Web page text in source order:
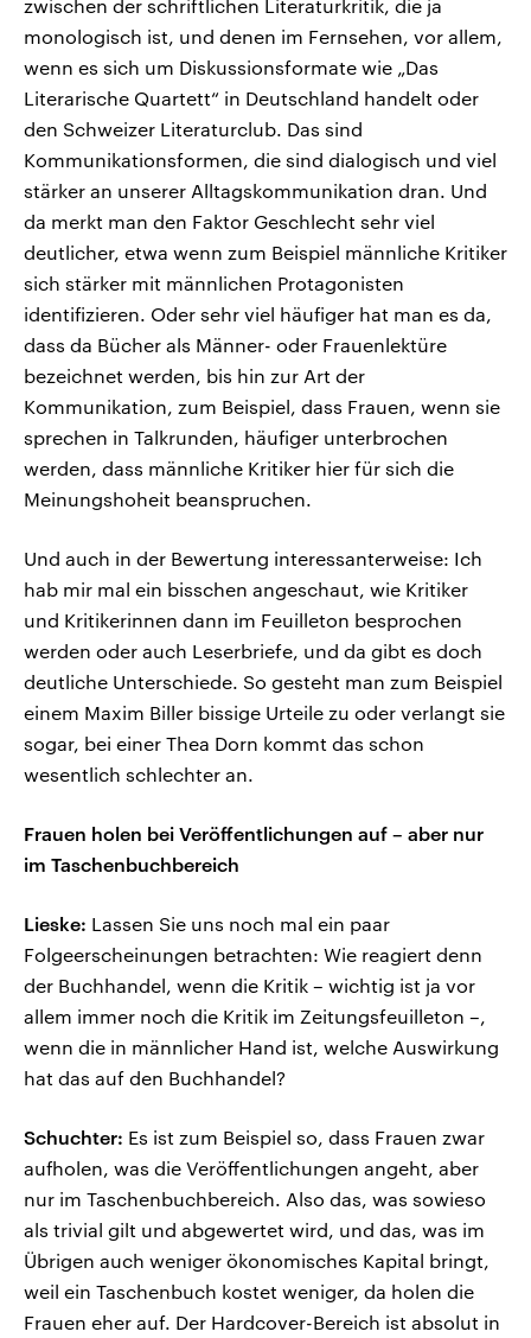
zwischen der schriftlichen Literaturkritik, die ja
monologisch ist, und denen im Fernsehen, vor allem,
wenn es sich um Diskussionsformate wie „Das
Literarische Quartett“ in Deutschland handelt oder
den Schweizer Literaturclub. Das sind
Kommunikationsformen, die sind dialogisch und viel
stärker an unserer Alltagskommunikation dran. Und
da merkt man den Faktor Geschlecht sehr viel
deutlicher, etwa wenn zum Beispiel männliche Kritiker
sich stärker mit männlichen Protagonisten
identifizieren. Oder sehr viel häufiger hat man es da,
dass da Bücher als Männer- oder Frauenlektüre
bezeichnet werden, bis hin zur Art der
Kommunikation, zum Beispiel, dass Frauen, wenn sie
sprechen in Talkrunden, häufiger unterbrochen
werden, dass männliche Kritiker hier für sich die
Meinungshoheit beanspruchen.
Und auch in der Bewertung interessanterweise: Ich
hab mir mal ein bisschen angeschaut, wie Kritiker
und Kritikerinnen dann im Feuilleton besprochen
werden oder auch Leserbriefe, und da gibt es doch
deutliche Unterschiede. So gesteht man zum Beispiel
einem Maxim Biller bissige Urteile zu oder verlangt sie
sogar, bei einer Thea Dorn kommt das schon
wesentlich schlechter an.
Frauen holen bei Veröffentlichungen auf – aber nur
im Taschenbuchbereich
Lieske: Lassen Sie uns noch mal ein paar
Folgeerscheinungen betrachten: Wie reagiert denn
der Buchhandel, wenn die Kritik – wichtig ist ja vor
allem immer noch die Kritik im Zeitungsfeuilleton –,
wenn die in männlicher Hand ist, welche Auswirkung
hat das auf den Buchhandel?
Schuchter: Es ist zum Beispiel so, dass Frauen zwar
aufholen, was die Veröffentlichungen angeht, aber
nur im Taschenbuchbereich. Also das, was sowieso
als trivial gilt und abgewertet wird, und das, was im
Übrigen auch weniger ökonomisches Kapital bringt,
weil ein Taschenbuch kostet weniger, da holen die
Frauen eher auf. Der Hardcover-Bereich ist absolut in